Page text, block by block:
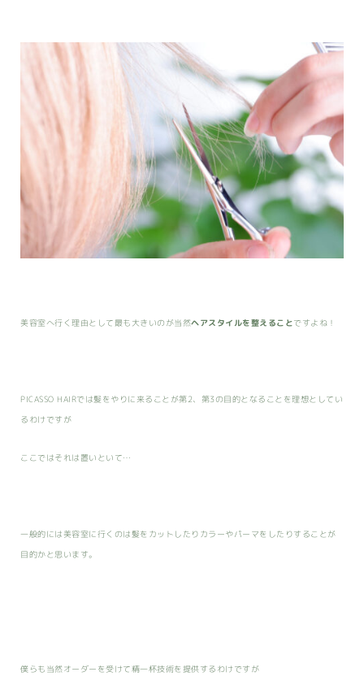
美容室へ行く理由として最も大きいのが当然ヘアスタイルを整えることですよね！
PICASSO HAIRでは髪をやりに来ることが第2、第3の目的となることを理想としてい
るわけですが
ここではそれは置いといて…
一般的には美容室に行くのは髪をカットしたりカラーやパーマをしたりすることが
目的かと思います。
僕らも当然オーダーを受けて精一杯技術を提供するわけですが